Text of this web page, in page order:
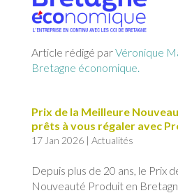
Article rédigé parVéronique
Bretagne économique.
Prix de la Meilleure
prêts à vous régaler avec
17 Jan 2026| Actualités
Depuis plus de 20 ans, le Prix
Nouveauté Produit en